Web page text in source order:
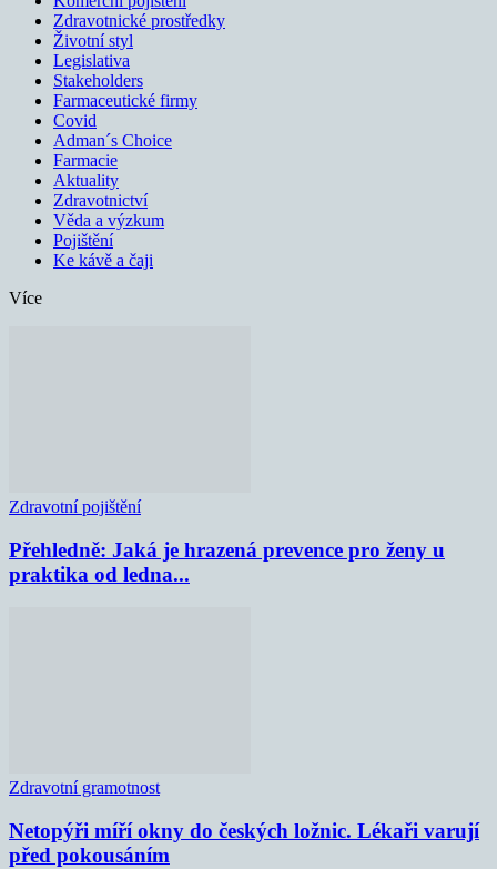
Zdravotnické prostředky
Životní styl
Legislativa
Stakeholders
Farmaceutické firmy
Covid
Adman´s Choice
Farmacie
Aktuality
Zdravotnictví
Věda a výzkum
Pojištění
Ke kávě a čaji
Více
Zdravotní pojištění
Přehledně: Jaká je hrazená prevence pro ženy u
praktika od ledna...
Zdravotní gramotnost
Netopýři míří okny do českých ložnic. Lékaři varují
před pokousáním